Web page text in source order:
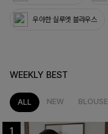
우아한 실루엣 블라우스
WEEKLY BEST
ALL NEW BLOUSE